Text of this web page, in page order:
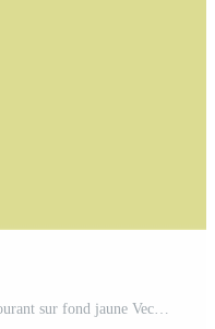
conception de vecteur d'écriture au courant sur fond jaune Vecteur Gratuit et SVG Gratuit